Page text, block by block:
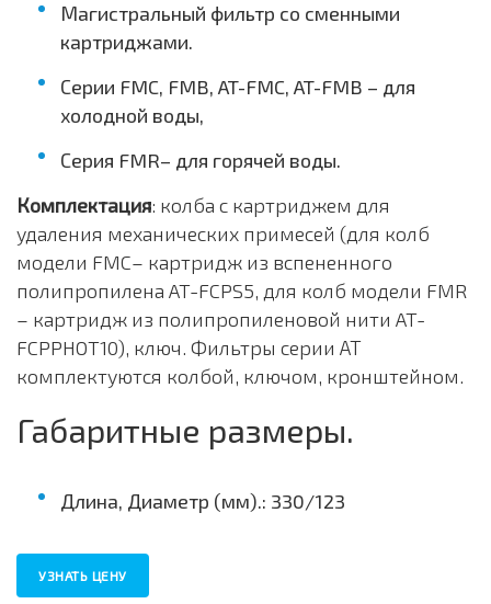
Магистральный фильтр со сменными
картриджами.
Серии FMC, FMB, AT-FMC, AT-FMB – для
холодной воды,
Серия FMR– для горячей воды.
Комплектация: колба с картриджем для
удаления механических примесей (для колб
модели FMC– картридж из вспененного
полипропилена AT-FCPS5, для колб модели FMR
– картридж из полипропиленовой нити AT-
FCPPHOT10), ключ. Фильтры серии АТ
комплектуются колбой, ключом, кронштейном.
Габаритные размеры.
Длина, Диаметр (мм).: 330/123
УЗНАТЬ ЦЕНУ